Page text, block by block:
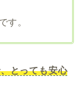
す。
とっても安心